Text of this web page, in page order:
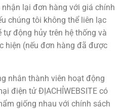
lại đơn hàng với giá chính
chúng tôi không thể liên lạc
tự động hủy trên hệ thống và
hiện (nếu đơn hàng đã được
nhân thành viên hoạt động
điện tử ĐỊACHỈWEBSITE có
giống nhau với chính sách